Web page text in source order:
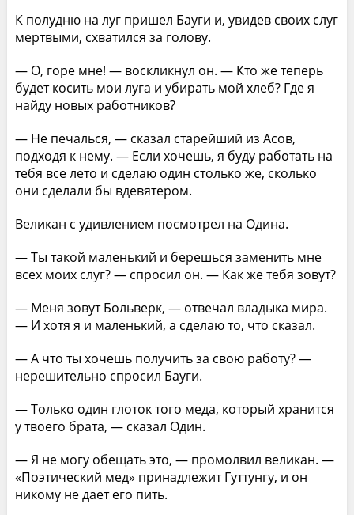
К полудню на луг пришел Бауги и, увидев своих слуг
мертвыми, схватился за голову.
— О, горе мне! — воскликнул он. — Кто же теперь
будет косить мои луга и убирать мой хлеб? Где я
найду новых работников?
— Не печалься, — сказал старейший из Асов,
подходя к нему. — Если хочешь, я буду работать на
тебя все лето и сделаю один столько же, сколько
они сделали бы вдевятером.
Великан с удивлением посмотрел на Одина.
— Ты такой маленький и берешься заменить мне
всех моих слуг? — спросил он. — Как же тебя зовут?
— Меня зовут Больверк, — отвечал владыка мира.
— И хотя я и маленький, а сделаю то, что сказал.
— А что ты хочешь получить за свою работу? —
нерешительно спросил Бауги.
— Только один глоток того меда, который хранится
у твоего брата, — сказал Один.
— Я не могу обещать это, — промолвил великан. —
«Поэтический мед» принадлежит Гуттунгу, и он
никому не дает его пить.